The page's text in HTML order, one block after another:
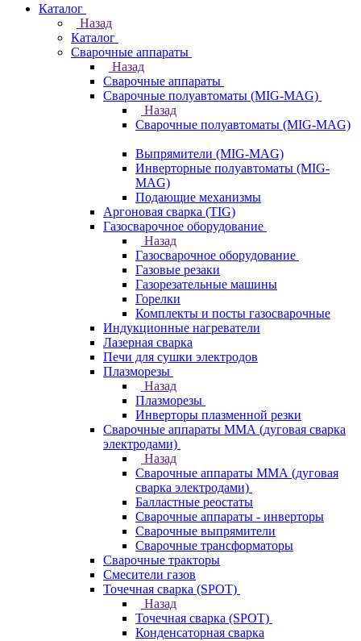
Каталог
Назад
Каталог
Сварочные аппараты
Назад
Сварочные аппараты
Сварочные полуавтоматы (MIG-MAG)
Назад
Сварочные полуавтоматы (MIG-MAG)
Выпрямители (MIG-MAG)
Инверторные полуавтоматы (MIG-
MAG)
Подающие механизмы
Аргоновая сварка (TIG)
Газосварочное оборудование
Назад
Газосварочное оборудование
Газовые резаки
Газорезательные машины
Горелки
Комплекты и посты газосварочные
Индукционные нагреватели
Лазерная сварка
Печи для сушки электродов
Плазморезы
Назад
Плазморезы
Инверторы плазменной резки
Сварочные аппараты ММА (дуговая сварка
электродами)
Назад
Сварочные аппараты ММА (дуговая
сварка электродами)
Балластные реостаты
Сварочные аппараты - инверторы
Сварочные выпрямители
Сварочные трансформаторы
Сварочные тракторы
Смесители газов
Точечная сварка (SPOT)
Назад
Точечная сварка (SPOT)
Конденсаторная сварка